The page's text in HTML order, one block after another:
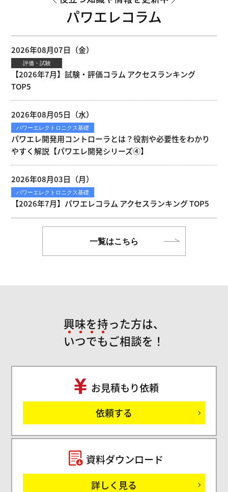
パワエレコラム
2026年08月07日（金）
評価・試験
【2026年7月】試験・評価コラム アクセスランキング
TOP5
2026年08月05日（水）
パワーエレクトロニクス基礎
パワエレ開発用コントローラとは？役割や必要性をわかり
やすく解説【パワエレ開発シリーズ④】
2026年08月03日（月）
パワーエレクトロニクス基礎
【2026年7月】パワエレコラム アクセスランキング TOP5
一覧はこちら
興味を持った方は、
いつでもご相談を！
お見積もり依頼
依頼する
資料ダウンロード
詳しく見る